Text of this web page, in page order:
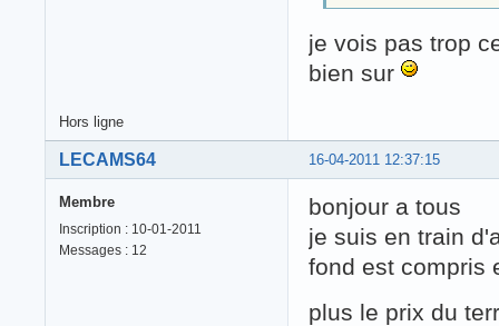
je vois pas trop
bien sur
Hors ligne
16-04-2011 12:37:15
LECAMS64
Membre
Inscription : 10-01-2011
Messages : 12
bonjour a tous
je suis en train
fond est compris
plus le prix du